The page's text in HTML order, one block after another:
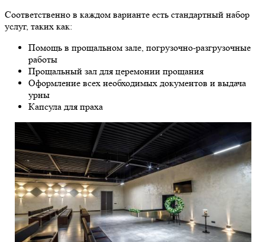
Соответственно в каждом варианте есть стандартный набор
услуг, таких как:
Помощь в прощальном зале, погрузочно-разгрузочные
работы
Прощальный зал для церемонии прощания
Оформление всех необходимых документов и выдача
урны
Капсула для праха